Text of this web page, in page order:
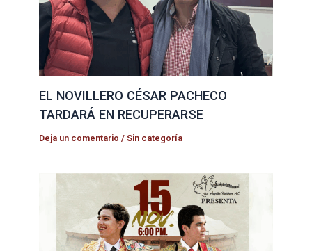
EL NOVILLERO CÉSAR PACHECO
TARDARÁ EN RECUPERARSE
Deja un comentario /Sin categoría